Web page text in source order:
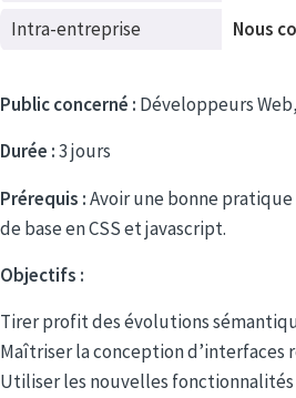
Intra-entreprise
Nous
Public concerné : Développeurs
Durée :3 jours
Prérequis :Avoir une bonne pratique
de base en CSS et javascript.
Objectifs :
Tirer profit des évolutions
Maîtriser la conception d’interfaces
Utiliser les nouvelles